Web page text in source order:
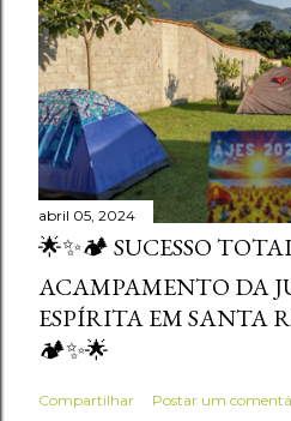
abril 05, 2024
🌟✨🏕️ SUCESSO
ACAMPAMENTO DA
ESPÍRITA EM SANTA
🏕️✨🌟
Compartilhar Postar um